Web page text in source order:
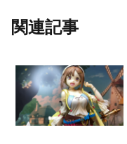
関連記事